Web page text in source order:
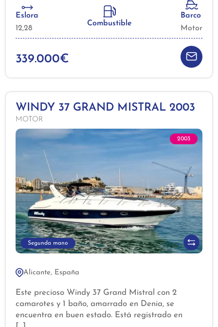
339.000€
Eslora
12,28
Combustible
Barco
Motor
2003
Segunda mano
WINDY 37 GRAND MISTRAL 2003
MOTOR
Alicante, España
Este precioso Windy 37 Grand Mistral con 2
camarotes y 1 baño, amarrado en Denia, se
encuentra en buen estado. Está registrado en